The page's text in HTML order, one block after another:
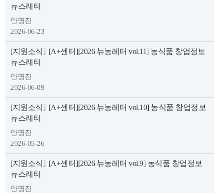
뉴스레터
안명진
2026-06-23
[지원소식] [A+센터][2026 뉴농레터 vol.11] 농식품 창업정보
뉴스레터
안명진
2026-06-09
[지원소식] [A+센터][2026 뉴농레터 vol.10] 농식품 창업정보
뉴스레터
안명진
2026-05-26
[지원소식] [A+센터][2026 뉴농레터 vol.9] 농식품 창업정보
뉴스레터
안명진